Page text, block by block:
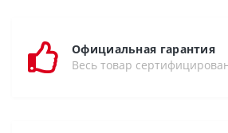
Официальная гарантия
Весь товар